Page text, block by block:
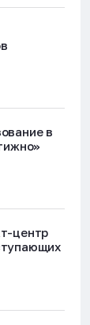
в
центр